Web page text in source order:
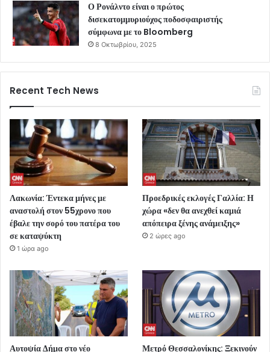
Ο Ρονάλντο είναι ο πρώτος
δισεκατομμυριούχος ποδοσφαιριστής
σύμφωνα με το Bloomberg
8 Οκτωβρίου, 2025
Recent Tech News
Λακωνία: Έντεκα μήνες με
αναστολή στον 55χρονο που
έβαλε την σορό του πατέρα του
σε καταψύκτη
1 ώρα ago
Προεδρικές εκλογές Γαλλία: Η
χώρα «δεν θα ανεχθεί καμιά
απόπειρα ξένης ανάμειξης»
2 ώρες ago
Αυτοψία Δήμα στο νέο Μετρό Θεσσαλονίκης: Ξεκινούν